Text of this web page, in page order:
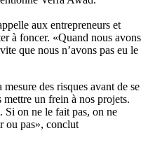
aux entrepreneurs et
à foncer. «Quand nous avons
que nous n’avons pas eu le
des risques avant de se
un frein à nos projets.
Si on ne le fait pas, on ne
ou pas», conclut